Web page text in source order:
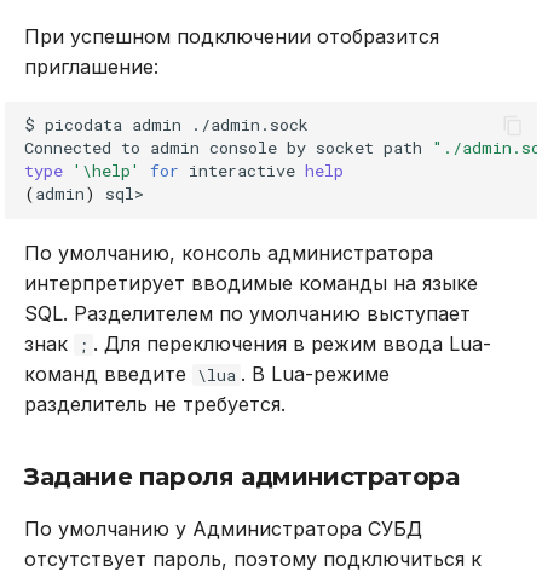
При успешном подключении отобразится
приглашение:
$ picodata admin
./admin.sock
Connected to admin console by socket path
"./
type '\help' for interactive help
(admin)
По умолчанию, консоль администратора
интерпретирует вводимые команды на языке
SQL. Разделителем по умолчанию выступает
знак
; . Для переключения в режим ввода Lua-
команд введите
\lua . В Lua-режиме
разделитель не требуется.
Задание пароля администратора
По умолчанию у Администратора СУБД
отсутствует пароль, поэтому подключиться к